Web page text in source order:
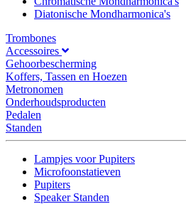
Diatonische Mondharmonica's
Trombones
Accessoires
Gehoorbescherming
Koffers, Tassen en Hoezen
Metronomen
Onderhoudsproducten
Pedalen
Standen
Lampjes voor Pupiters
Microfoonstatieven
Pupiters
Speaker Standen